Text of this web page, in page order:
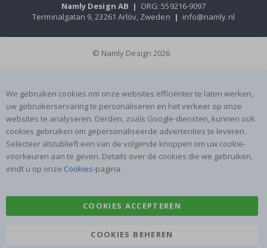
Namly Design AB | ORG: 559216-9097
Terminalgatan 9, 23261 Arlöv, Zweden | info@namly.nl
© Namly Design 2026
We gebruiken cookies om onze websites efficiënter te laten werken,
uw gebruikerservaring te personaliseren en het verkeer op onze
websites te analyseren. Derden, zoals Google-diensten, kunnen ook
cookies gebruiken om gepersonaliseerde advertenties te leveren.
Selecteer alstublieft een van de volgende knoppen om uw cookie-
voorkeuren aan te geven. Details over de cookies die we gebruiken,
vindt u op onze Cookies-pagina.
COOKIES ACCEPTEREN
COOKIES BEHEREN